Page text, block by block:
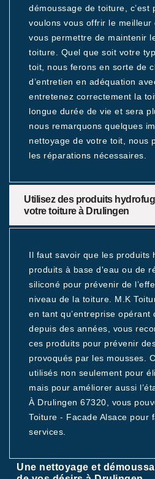
démoussage de toiture, c’est
voulons vous offrir le meilleur
vous permettre de maintenir
toiture. Quel que soit votre
toit, nous ferons en sorte de
d’entretien en adéquation
entretenez correctement la
longue durée de vie et sera
nous remarquons quelques
nettoyage de votre toit, nous
les réparations nécessaires.
Utilisez des produits
votre toiture à Drulingen
Il faut savoir que les produits
produits à base d'eau ou de
siliconé pour prévenir de
niveau de la toiture. M.K
en tant qu’entreprise opérant
depuis des années, vous
ces produits pour prévenir
provoqués par les mousses.
utilisés non seulement pour
mais pour améliorer aussi
À Drulingen 67320, vous
Toiture - Facade Alsace pour
services.
Une nettoyage et